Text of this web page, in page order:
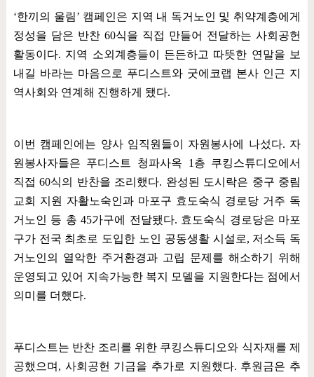
‘한끼의 울림’ 캠페인은 지역 내 독거노인 및 취약계층에게
정성을 담은 반찬 60식을 직접 만들어 전달하는 사회공헌
활동이다. 지역 소외계층들이 든든하고 따뜻한 연말을 보
내길 바라는 마음으로 푸디스트와 굿에코랩 본사 인근 지
역사회와 연계해 진행하게 됐다.
이번 캠페인에는 양사 임직원들이 자원봉사에 나섰다. 자
원봉사자들은 푸디스트 청파사옥 1 층 쿠킹스튜디오에서
직접60식의 반찬을 조리했다. 완성된 도시락은 중구 중림
교회 지원 자활노숙인과 마포구 효도숙식 경로당 거주 독
거노인 등 총45가구에 전달됐다. 효도숙식 경로당은 마포
구가 전국 최초로 도입한 노인 공동생활 시설로, 저소득 독
거노인의 열악한 주거환경과 고립 문제를 해소하기 위해
운영되고 있어 지속가능한 복지 모델을 지원한다는 점에서
의미를 더했다.
푸디스트는 반찬 조리를 위한 쿠킹스튜디오와 식자재를 제
공했으며 , 사회공헌 기금을 추가로 지원했다. 후원금은 추